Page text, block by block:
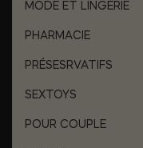
MODE ET LINGERIE
PHARMACIE
PRÉSESRVATIFS
SEXTOYS
POUR COUPLE